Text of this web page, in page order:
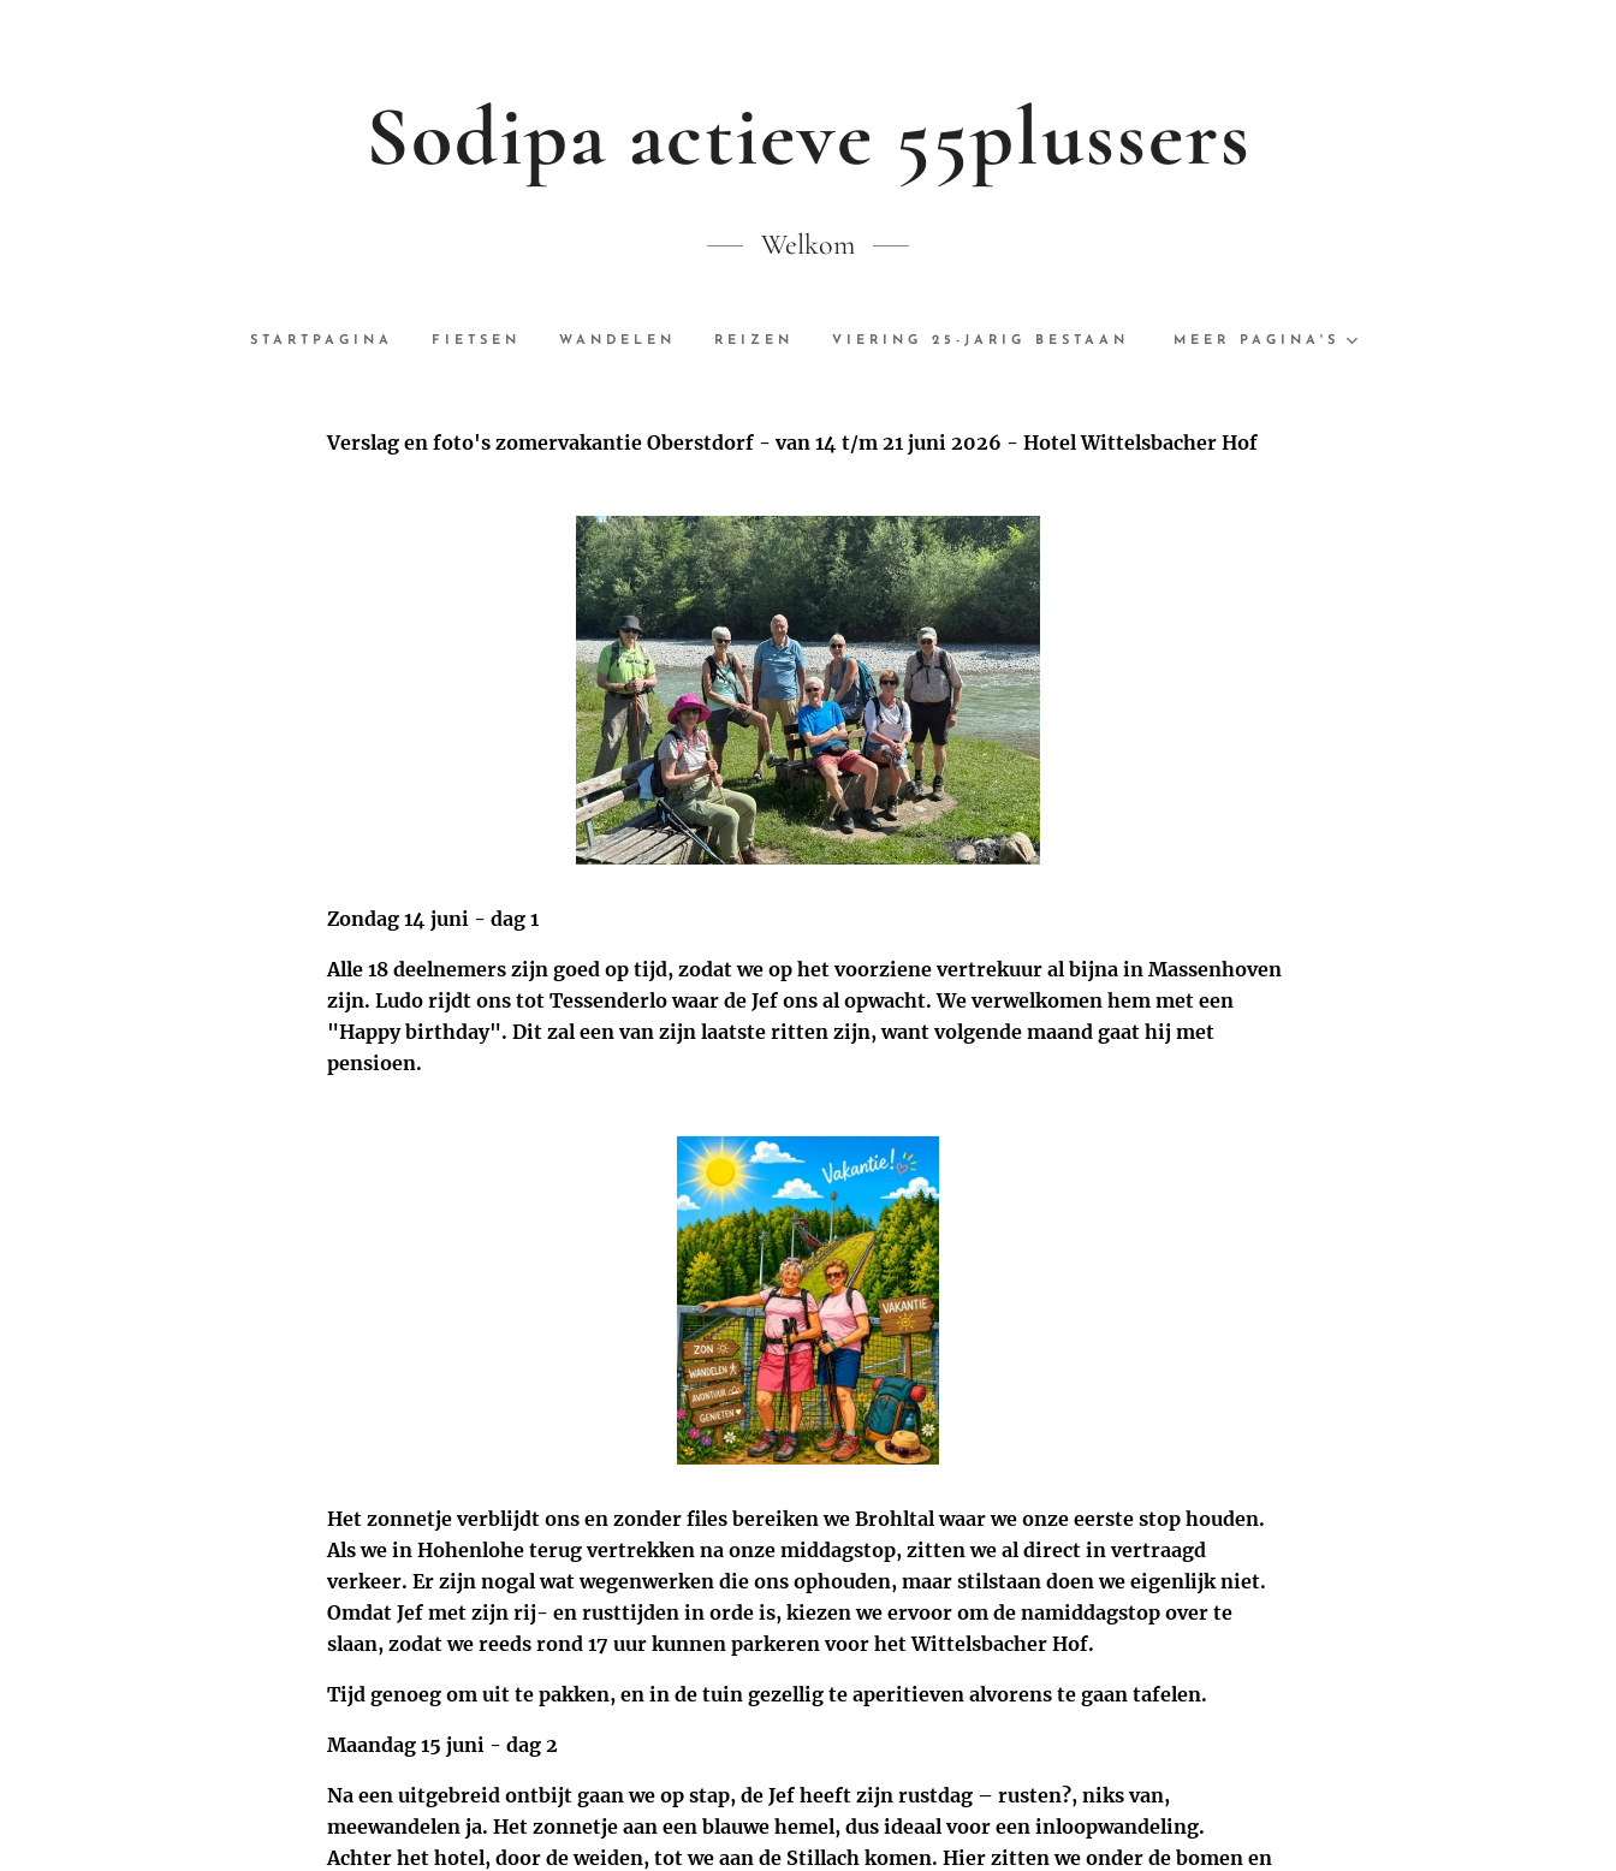
Sodipa actieve 55plussers
Welkom
STARTPAGINA FIETSEN WANDELEN REIZEN VIERING 25-JARIG BESTAAN MEER PAGINA'S
Verslag en foto's zomervakantie Oberstdorf - van 14 t/m 21 juni 2026 - HotelWittelsbacher Hof
Zondag 14 juni - dag 1
Alle 18 deelnemers zijn goed op tijd, zodat we op het voorziene vertrekuur al bijna in Massenhoven
zijn. Ludo rijdt ons tot Tessenderlo waar de Jef ons al opwacht. We verwelkomen hem met een
"Happy birthday". Dit zal een van zijn laatste ritten zijn, want volgende maand gaat hij met
pensioen.
Het zonnetje verblijdt ons en zonder files bereiken we Brohltal waar we onze eerste stop houden.
Als we in Hohenlohe terug vertrekken na onze middagstop, zitten we al direct in vertraagd
verkeer. Er zijn nogal wat wegenwerken die ons ophouden, maar stilstaan doen we eigenlijk niet.
Omdat Jef met zijn rij- en rusttijden in orde is, kiezen we ervoor om de namiddagstop over te
slaan, zodat we reeds rond 17 uur kunnen parkeren voor het Wittelsbacher Hof.
Tijd genoeg om uit te pakken, en in de tuin gezellig te aperitieven alvorens te gaan tafelen.
Maandag 15 juni - dag 2
Na een uitgebreid ontbijt gaan we op stap, de Jef heeft zijn rustdag – rusten?, niks van,
meewandelen ja. Het zonnetje aan een blauwe hemel, dus ideaal voor een inloopwandeling.
Achter het hotel, door de weiden, tot we aan de Stillach komen. Hier zitten we onder de bomen en